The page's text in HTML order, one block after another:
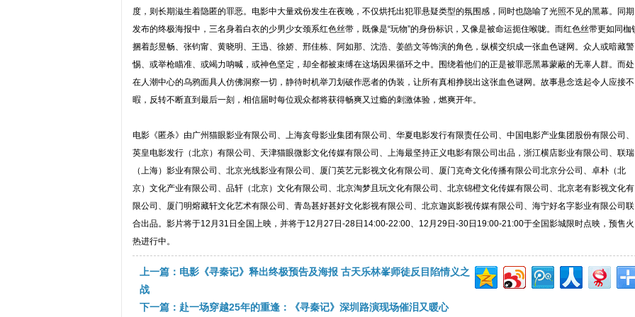
度，则长期滋生着隐匿的罪恶。电影中大量戏份发生在夜晚，不仅烘托出犯罪悬疑类型的氛围感，同时也隐喻了光照不见的黑幕。同期
发布的终极海报中，三名身着白衣的少男少女颈系红色丝带，既像是“玩物”的身份标识，又像是被命运扼住喉咙。而红色丝带更如同枷
捆着彭昱畅、张钧甯、黄晓明、王迅、徐娇、邢佳栋、阿如那、沈浩、姜皓文等饰演的角色，纵横交织成一张血色谜网。众人或暗藏警
惕、或举枪瞄准、或竭力呐喊，或神色坚定，却全都被束缚在这场因果循环之中。围绕着他们的正是被罪恶黑幕蒙蔽的无辜人群。而处
在人潮中心的乌鸦面具人仿佛洞察一切，静待时机举刀划破作恶者的伪装，让所有真相挣脱出这张血色谜网。故事悬念迭起令人应接不
暇，反转不断直到最后一刻，相信届时每位观众都将获得畅爽又过瘾的刺激体验，燃爽开年。
电影《匿杀》由广州猫眼影业有限公司、上海亥母影业集团有限公司、华夏电影发行有限责任公司、中国电影产业集团股份有限公司、
英皇电影发行（北京）有限公司、天津猫眼微影文化传媒有限公司、上海最坚持正义电影有限公司出品，浙江横店影业有限公司、联瑞
（上海）影业有限公司、北京光线影业有限公司、厦门英艺元影视文化有限公司、厦门克奇文化传播有限公司北京分公司、卓朴（北
京）文化产业有限公司、品轩（北京）文化有限公司、北京淘梦且玩文化有限公司、北京锦橙文化传媒有限公司、北京老有影视文化有
限公司、厦门明熔藏轩文化艺术有限公司、青岛甚好甚好文化影视有限公司、北京迦岚影视传媒有限公司、海宁好名字影业有限公司联
合出品。影片将于12月31日全国上映，并将于12月27日-28日14:00-22:00、12月29日-30日19:00-21:00于全国影城限时点映，预售火
热进行中。
上一篇：电影《寻秦记》释出终极预告及海报 古天乐林峯师徒反目陷情义之
战
下一篇：赴一场穿越25年的重逢：《寻秦记》深圳路演现场催泪又暖心